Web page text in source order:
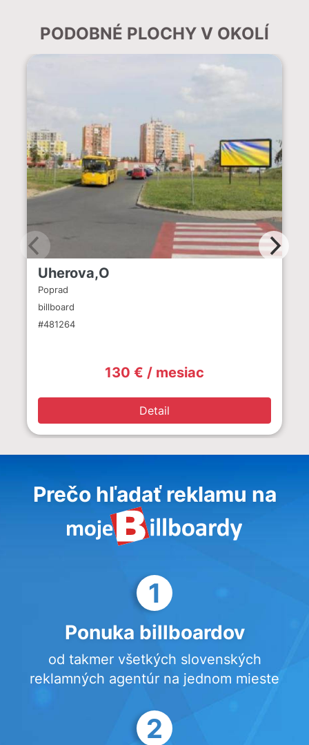
PODOBNÉ PLOCHY V OKOLÍ
Uherova,O
Poprad
billboard
#481264
130 € / mesiac
Detail
Prečo hľadať reklamu na
1
Ponuka billboardov
od takmer všetkých slovenských
reklamných agentúr na jednom mieste
2